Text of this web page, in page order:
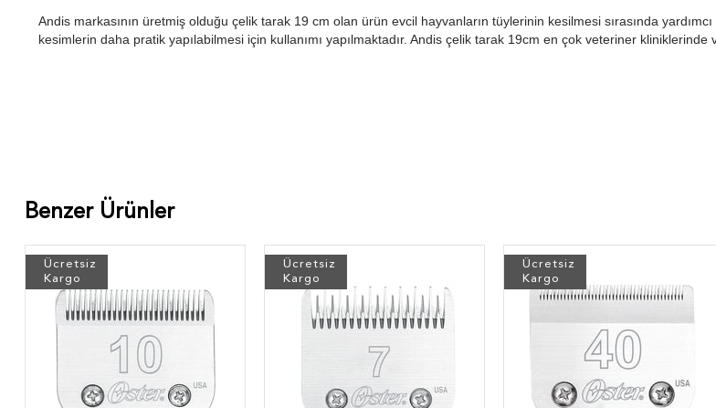
Andis markasının üretmiş olduğu çelik tarak 19 cm olan ürün evcil hayvanların tüylerinin kesilmesi sırasında
kesimlerin daha pratik yapılabilmesi için kullanımı yapılmaktadır. Andis çelik tarak 19cm en çok veteriner kliniklerinde
Benzer Ürünler
Ücretsiz
Kargo
Ücretsiz
Kargo
Ücretsiz
Kargo